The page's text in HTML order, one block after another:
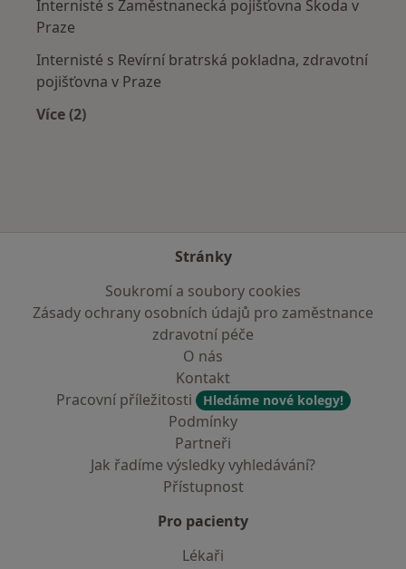
Internisté s Zaměstnanecká pojišťovna Škoda v
Praze
Internisté s Revírní bratrská pokladna, zdravotní
pojišťovna v Praze
Více (2)
Stránky
Soukromí a soubory cookies
Zásady ochrany osobních údajů pro zaměstnance
zdravotní péče
O nás
Kontakt
Pracovní příležitosti
Hledáme nové kolegy!
Podmínky
Partneři
Jak řadíme výsledky vyhledávání?
Přístupnost
Pro pacienty
Lékaři